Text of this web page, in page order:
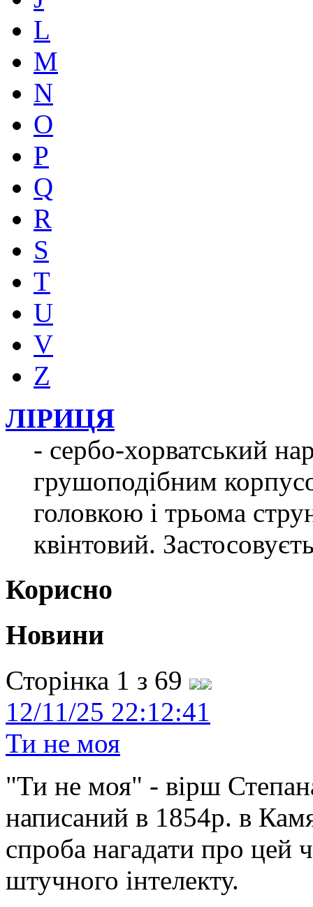
L
M
N
O
P
Q
R
S
T
U
V
Z
ЛІРИЦЯ
- сербо-хорватський
грушоподібним
головкою і трьома
квінтовий.
Корисно
Новини
Сторінка 1 з 69
12/11/25 22:12:41
Ти не моя
"Ти не моя" - вірш
написаний в 1854р. в
спроба нагадати про цей
штучного інтелекту.